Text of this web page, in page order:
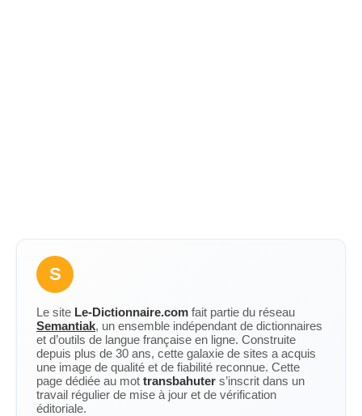
S
Le site Le-Dictionnaire.com fait partie du réseau
Semantiak, un ensemble indépendant de dictionnaires
et d’outils de langue française en ligne. Construite
depuis plus de 30 ans, cette galaxie de sites a acquis
une image de qualité et de fiabilité reconnue. Cette
page dédiée au mot transbahuter s’inscrit dans un
travail régulier de mise à jour et de vérification
éditoriale.